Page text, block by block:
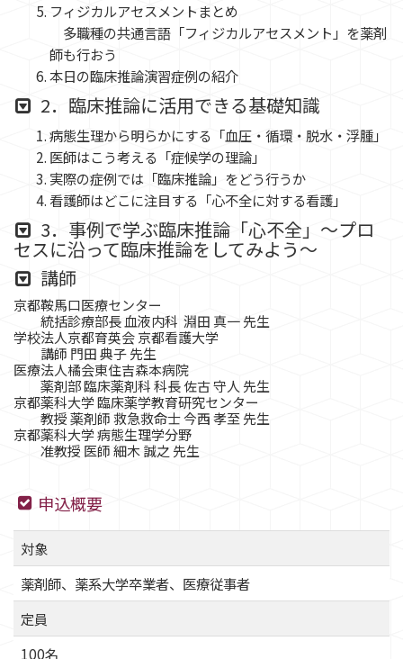
フィジカルアセスメントまとめ
多職種の共通言語「フィジカルアセスメント」を薬剤
師も行おう
本日の臨床推論演習症例の紹介
2．臨床推論に活用できる基礎知識
病態生理から明らかにする「血圧・循環・脱水・浮腫」
医師はこう考える「症候学の理論」
実際の症例では「臨床推論」をどう行うか
看護師はどこに注目する「心不全に対する看護」
3．事例で学ぶ臨床推論「心不全」～プロ
セスに沿って臨床推論をしてみよう～
講師
京都鞍馬口医療センター
統括診療部長 血液内科 淵田 真一 先生
学校法人京都育英会 京都看護大学
講師 門田 典子 先生
医療法人橘会東住吉森本病院
薬剤部 臨床薬剤科 科長 佐古 守人 先生
京都薬科大学 臨床薬学教育研究センター
教授 薬剤師 救急救命士 今西 孝至 先生
京都薬科大学 病態生理学分野
准教授 医師 細木 誠之 先生
申込概要
対象
薬剤師、薬系大学卒業者、医療従事者
定員
100名